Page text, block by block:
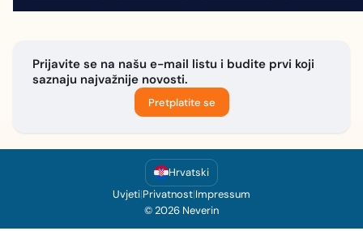
Prijavite se na našu e-mail listu i budite prvi koji
saznaju najvažnije novosti.
Pretplatite se
Hrvatski
Uvjeti|Privatnost|Impressum
© 2026 Neverin